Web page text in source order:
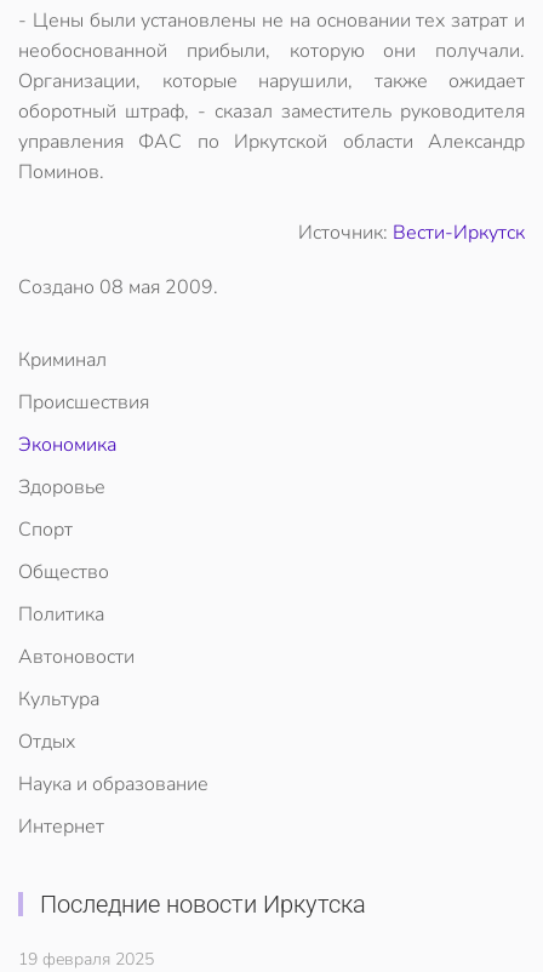
- Цены были установлены не на основании тех затрат и
необоснованной прибыли, которую они получали.
Организации, которые нарушили, также ожидает
оборотный штраф, - сказал заместитель руководителя
управления ФАС по Иркутской области Александр
Поминов.
Источник: Вести-Иркутск
Создано 08 мая 2009.
Криминал
Происшествия
Экономика
Здоровье
Спорт
Общество
Политика
Автоновости
Культура
Отдых
Наука и образование
Интернет
Последние новости Иркутска
19 февраля 2025